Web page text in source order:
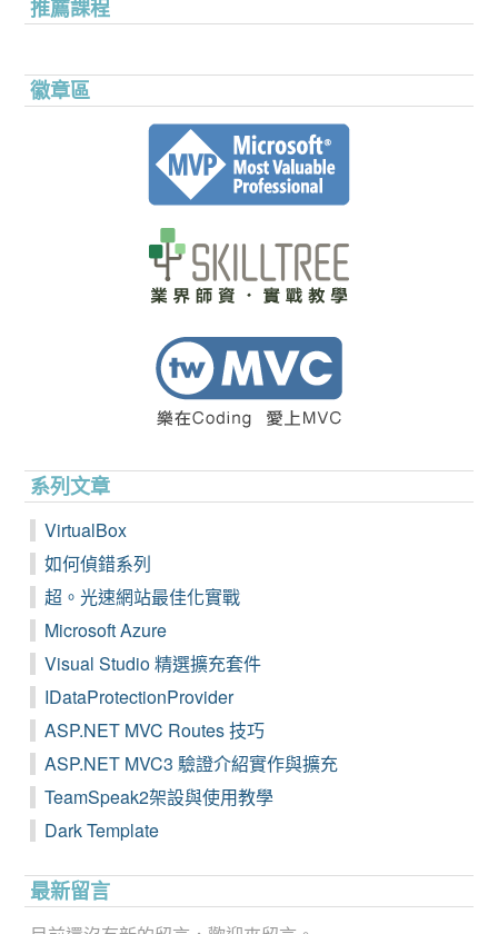
推薦課程
徽章區
系列文章
VirtualBox
如何偵錯系列
超。光速網站最佳化實戰
Microsoft Azure
Visual Studio 精選擴充套件
IDataProtectionProvider
ASP.NET MVC Routes 技巧
ASP.NET MVC3 驗證介紹實作與擴充
TeamSpeak2架設與使用教學
Dark Template
最新留言